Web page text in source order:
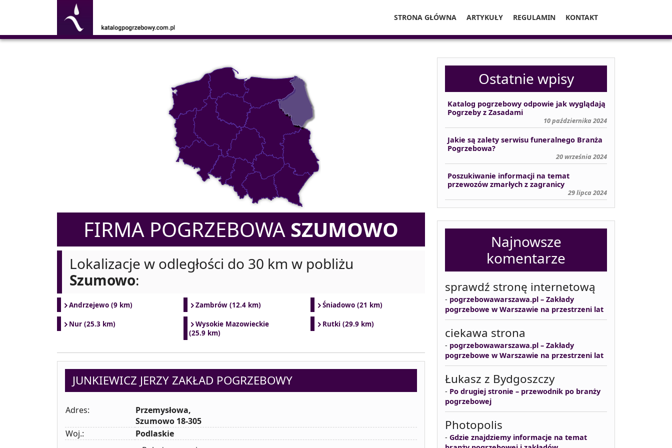
STRONA GŁÓWNA ARTYKUŁY REGULAMIN KONTAKT
FIRMA POGRZEBOWA SZUMOWO
Lokalizacje w odległości do 30 km w pobliżu
Szumowo:
Andrzejewo (9 km) Zambrów (12.4 km) Śniadowo (21 km)
Nur (25.3 km)
Wysokie Mazowieckie
(25.9 km)
Rutki (29.9 km)
JUNKIEWICZ JERZY ZAKŁAD POGRZEBOWY
Adres:
Przemysłowa,
Szumowo 18-305
Woj.:
Podlaskie
Ostatnie wpisy
Katalog pogrzebowy odpowie jak wyglądają
Pogrzeby z Zasadami
10 października 2024
Jakie są zalety serwisu funeralnego Branża
Pogrzebowa?
20 września 2024
Poszukiwanie informacji na temat
przewozów zmarłych z zagranicy
29 lipca 2024
Najnowsze
komentarze
sprawdź stronę internetową
- pogrzebowawarszawa.pl – Zakłady
pogrzebowe w Warszawie na przestrzeni lat
ciekawa strona
- pogrzebowawarszawa.pl – Zakłady
pogrzebowe w Warszawie na przestrzeni lat
Łukasz z Bydgoszczy
- Po drugiej stronie – przewodnik po branży
pogrzebowej
Photopolis
- Gdzie znajdziemy informacje na temat